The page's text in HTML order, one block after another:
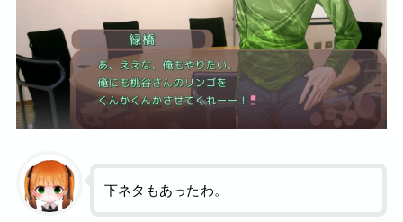
下ネタもあったわ。